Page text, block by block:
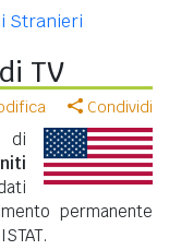
Stranieri
TV
Condividi
di
permanente